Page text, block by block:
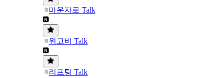
마운자로 Talk
위고비 Talk
리프팅 Talk